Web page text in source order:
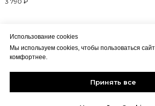
HALIKY
Использование cookies
Мы используем cookies, чтобы пользоваться
комфортнее.
Принять все